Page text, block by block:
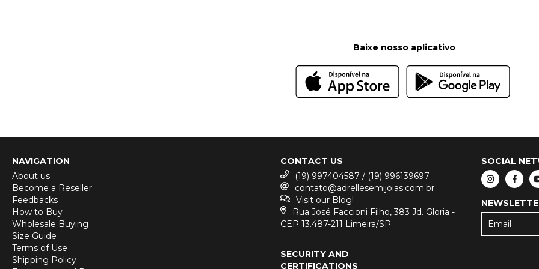
Baixe nosso aplicativo
NAVIGATION
About us
Become a Reseller
Feedbacks
How to Buy
Wholesale Buying
Size Guide
Terms of Use
Shipping Policy
CONTACT US
(19) 997404587 / (19) 996139697
contato@adrellesemijoias.com.br
Visit our Blog!
Rua José Faccioni Filho, 383 Jd. Gloria -
CEP 13.487-211 Limeira/SP
SOCIAL
SECURITY AND
CERTIFICATIONS